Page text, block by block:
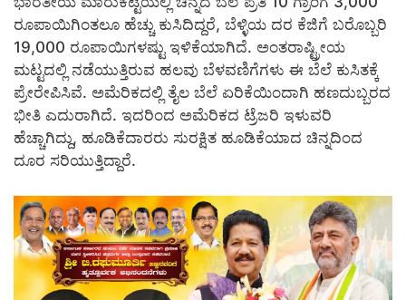
ರೂಪಾಯಿಗಿಂತಲೂ ಹೆಚ್ಚು ಕುಸಿದಿದ್ದರೆ, ಬೆಳ್ಳಿಯ ದರ ಕೆಜಿಗೆ ಬರೊಬ್ಬರಿ
19,000 ರೂಪಾಯಿಗಳಷ್ಟು ಇಳಿಕೆಯಾಗಿದೆ. ಅಂತರಾಷ್ಟ್ರೀಯ
ಮಟ್ಟದಲ್ಲಿ ನಡೆಯುತ್ತಿರುವ ಹಲವು ಬೆಳವಣಿಗೆಗಳು ಈ ಬೆಲೆ ಕುಸಿತಕ್ಕೆ
ಪ್ರೇರೇಪಿಸಿವೆ. ಅಮೆರಿಕದಲ್ಲಿ ತೈಲ ಬೆಲೆ ಏರಿಕೆಯಿಂದಾಗಿ ಹಣದುಬ್ಬರದ
ಭೀತಿ ಎದುರಾಗಿದೆ. ಇದರಿಂದ ಅಮೆರಿಕದ ಟ್ರೆಜರಿ ಇಳುವರಿ
ಹೆಚ್ಚಾಗಿದ್ದು, ಹೂಡಿಕೆದಾರರು ಸುರಕ್ಷಿತ ಹೂಡಿಕೆಯಾದ ಚಿನ್ನದಿಂದ
ದೂರ ಸರಿಯುತ್ತಿದ್ದಾರೆ.